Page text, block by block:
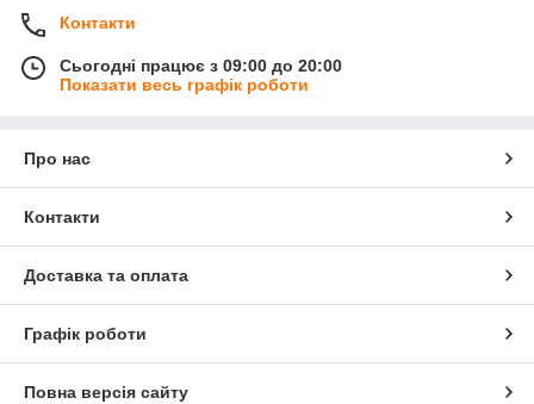
Контакти
Сьогодні працює з 09:00 до 20:00
Показати весь графік роботи
Про нас
Контакти
Доставка та оплата
Графік роботи
Повна версія сайту